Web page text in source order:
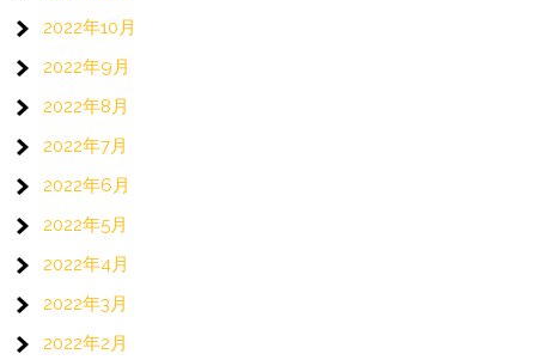
2022年10月
2022年9月
2022年8月
2022年7月
2022年6月
2022年5月
2022年4月
2022年3月
2022年2月